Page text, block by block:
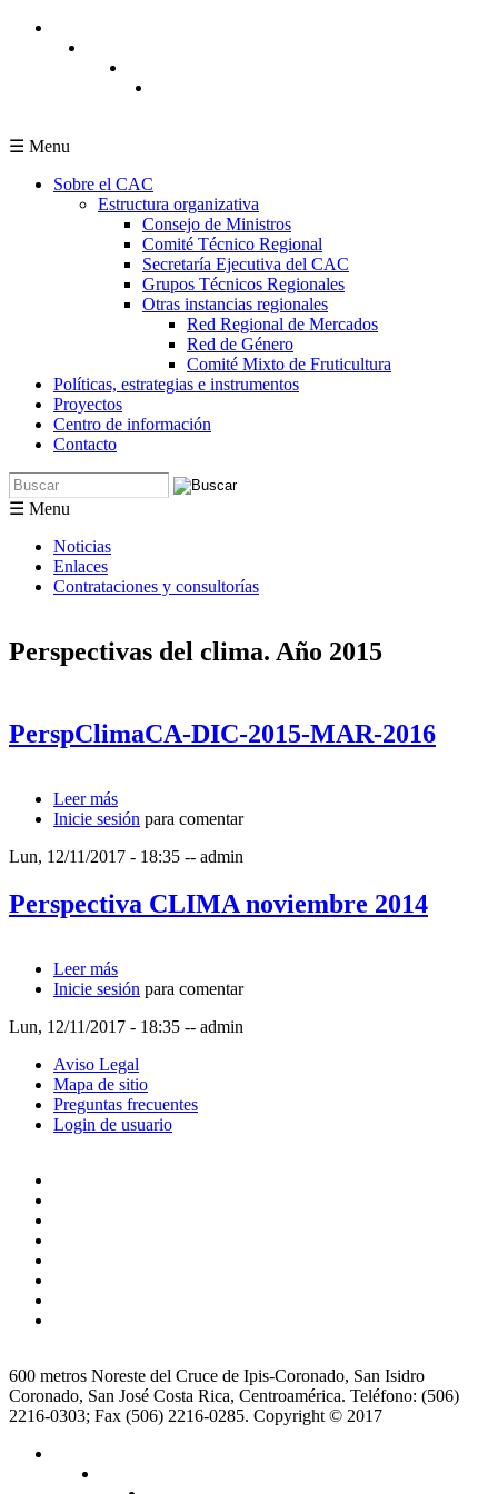
Pasar al contenido principal
☰ Menu
Sobre el CAC
Estructura organizativa
Consejo de Ministros
Comité Técnico Regional
Secretaría Ejecutiva del CAC
Grupos Técnicos Regionales
Otras instancias regionales
Red Regional de Mercados
Red de Género
Comité Mixto de Fruticultura
Políticas, estrategias e instrumentos
Proyectos
Centro de información
Contacto
Formulario de búsqueda
Buscar
☰ Menu
Noticias
Enlaces
Contrataciones y consultorías
Perspectivas del clima. Año 2015
PerspClimaCA-DIC-2015-MAR-2016
Leer más
Inicie sesión para comentar
Lun, 12/11/2017 - 18:35 -- admin
Perspectiva CLIMA noviembre 2014
Leer más
Inicie sesión para comentar
Lun, 12/11/2017 - 18:35 -- admin
Aviso Legal
Mapa de sitio
Preguntas frecuentes
Login de usuario
600 metros Noreste del Cruce de Ipis-Coronado, San Isidro
Coronado, San José Costa Rica, Centroamérica. Teléfono: (506)
2216-0303; Fax (506) 2216-0285. Copyright © 2017